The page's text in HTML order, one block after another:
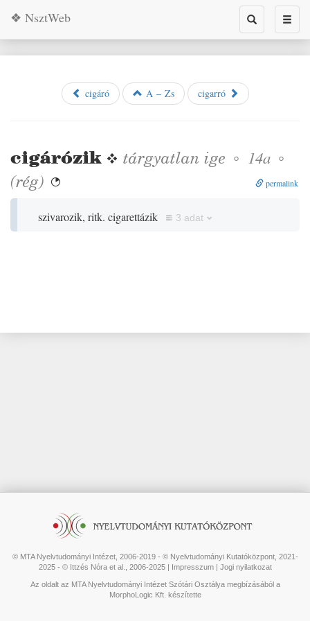
Toggle
search
❖ NsztWeb
cigáró A – Zs cigarró
cigárózik❖ tárgyatlan ige ◦ 14a ◦
(rég)  permalink
szivarozik, ritk. cigarettázik 3 adat
© MTA Nyelvtudományi Intézet, 2006-2019 - © Nyelvtudományi Kutatóközpont, 2021-
2025 - © Ittzés Nóra et al., 2006-2025 | Impresszum| Jogi nyilatkozat
Az oldalt az MTA Nyelvtudományi Intézet Szótári Osztálya megbízásából a
MorphoLogic Kft. készítette